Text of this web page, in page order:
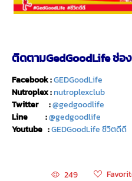
ติดตามGedGoodLife ช่อ
Facebook :GEDGoodLife
Nutroplex :nutroplexclub
Twitter :@gedgoodlife
Line :@gedgoodlife
Youtube :GEDGoodLife ชีวิตดีดี
249